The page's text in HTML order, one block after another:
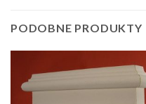
PODOBNE PRODUKTY